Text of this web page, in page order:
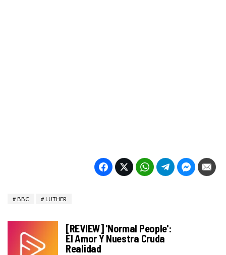
BBC LUTHER
[REVIEW] 'Normal People':
El Amor Y Nuestra Cruda
Realidad